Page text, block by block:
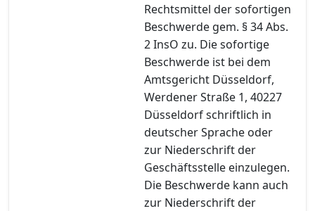
Rechtsmittel der sofortigen
Beschwerde gem. § 34 Abs.
2 InsO zu. Die sofortige
Beschwerde ist bei dem
Amtsgericht Düsseldorf,
Werdener Straße 1, 40227
Düsseldorf schriftlich in
deutscher Sprache oder
zur Niederschrift der
Geschäftsstelle einzulegen.
Die Beschwerde kann auch
zur Niederschrift der